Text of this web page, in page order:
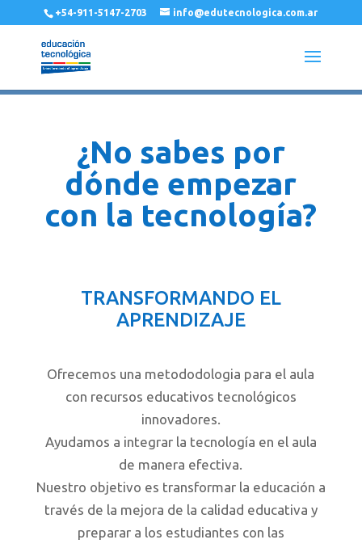
+54-911-5147-2703 info@edutecnologica.com.ar
¿No sabes por
dónde empezar
con la tecnología?
TRANSFORMANDO EL
APRENDIZAJE
Ofrecemos una metododologia para el aula
con recursos educativos tecnológicos
innovadores.
Ayudamos a integrar la tecnología en el aula
de manera efectiva.
Nuestro objetivo es transformar la educación a
través de la mejora de la calidad educativa y
preparar a los estudiantes con las